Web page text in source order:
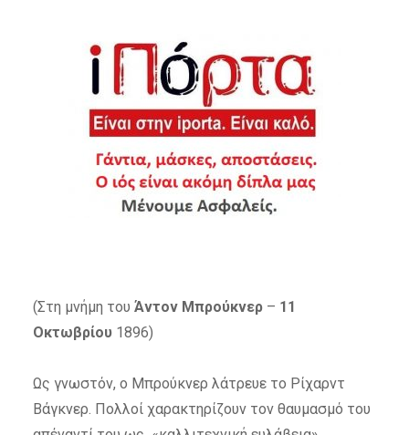
(Στη μνήμη του Άντον Μπρούκνερ– 11
Οκτωβρίου 1896)
Ως γνωστόν, ο Μπρούκνερ λάτρευε το Ρίχαρντ
Βάγκνερ. Πολλοί χαρακτηρίζουν τον θαυμασμό του